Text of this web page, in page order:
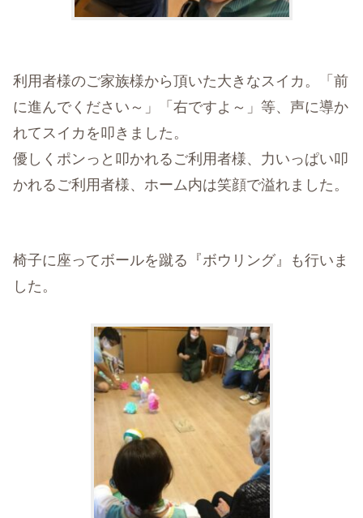
利用者様のご家族様から頂いた大きなスイカ。「前
に進んでください～」「右ですよ～」等、声に導か
れてスイカを叩きました。
優しくポンっと叩かれるご利用者様、力いっぱい叩
かれるご利用者様、ホーム内は笑顔で溢れました。
椅子に座ってボールを蹴る『ボウリング』も行いま
した。